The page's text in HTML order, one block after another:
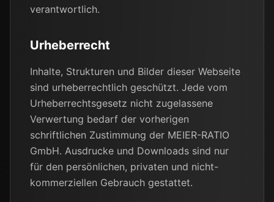
verantwortlich.
Urheberrecht
Inhalte, Strukturen und Bilder dieser Webseite
sind urheberrechtlich geschützt. Jede vom
Urheberrechtsgesetz nicht zugelassene
Verwertung bedarf der vorherigen
schriftlichen Zustimmung der MEIER-RATIO
GmbH. Ausdrucke und Downloads sind nur
für den persönlichen, privaten und nicht-
kommerziellen Gebrauch gestattet.